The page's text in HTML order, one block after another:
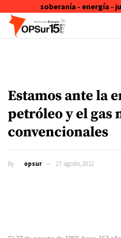
soberanía - energía -
Skip to content
Estamos ante la
petróleo y el gas
convencionales
By opsur 27 agosto, 2012